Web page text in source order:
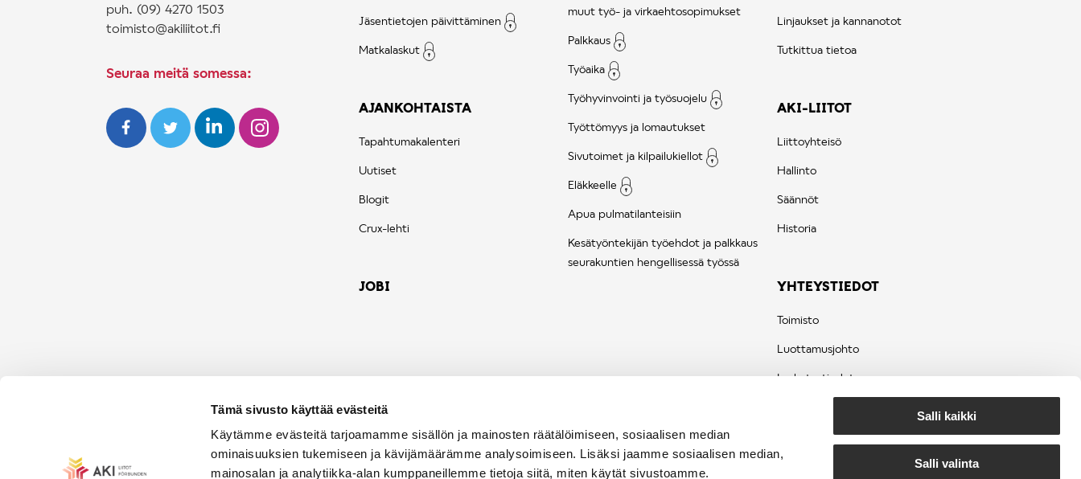
Tämä sivusto käyttää evästeitä
Käytämme evästeitä tarjoamamme sisällön ja mainosten räätälöimiseen, sosiaalisen median
ominaisuuksien tukemiseen ja kävijämäärämme analysoimiseen. Lisäksi jaamme sosiaalisen median,
mainosalan ja analytiikka-alan kumppaneillemme tietoja siitä, miten käytät sivustoamme.
Salli kaikki
Salli valinta
puh. (09) 4270 1503
toimisto@akiliitot.fi
Seuraa meitä somessa:
Jäsentietojen päivittäminen
Matkalaskut
AJANKOHTAISTA
Tapahtumakalenteri
Uutiset
Blogit
Crux-lehti
JOBI
muut työ- ja virkaehtosopimukset
Palkkaus
Työaika
Työhyvinvointi ja työsuojelu
Työttömyys ja lomautukset
Sivutoimet ja kilpailukiellot
Eläkkeelle
Apua pulmatilanteisiin
Kesätyöntekijän työehdot ja palkkaus
seurakuntien hengellisessä työssä
Linjaukset ja kannanotot
Tutkittua tietoa
AKI-LIITOT
Liittoyhteisö
Hallinto
Säännöt
Historia
YHTEYSTIEDOT
Toimisto
Luottamusjohto
Laskutustiedot